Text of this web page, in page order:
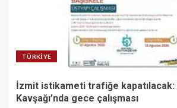
TÜRKIYE
İzmit istikameti trafiğe kapatılacak:
Kavşağı’nda gece çalışması